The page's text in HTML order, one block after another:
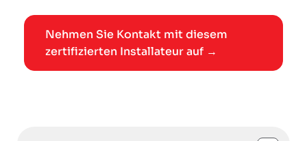
Nehmen Sie Kontakt mit diesem
zertifizierten Installateur auf →